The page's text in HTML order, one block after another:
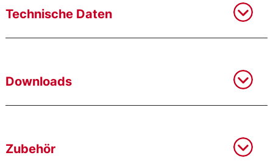
Technische Daten
Downloads
Zubehör